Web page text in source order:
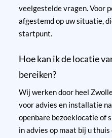
veelgestelde vragen. Voor
afgestemd op uw situatie,
startpunt.
Hoe kan ik de locatie
bereiken?
Wij werken door heel
voor advies en installatie
openbare bezoeklocatie of
in advies op maat bij u